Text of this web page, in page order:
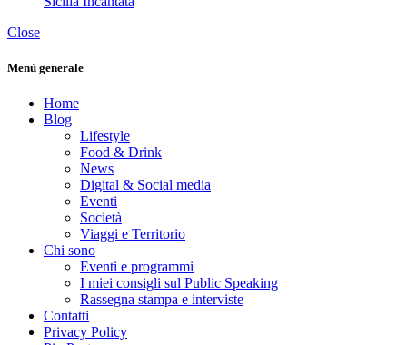
Close
Menù generale
Home
Blog
Lifestyle
Food & Drink
News
Digital & Social media
Eventi
Società
Viaggi e Territorio
Chi sono
Eventi e programmi
I miei consigli sul Public Speaking
Rassegna stampa e interviste
Contatti
Privacy Policy